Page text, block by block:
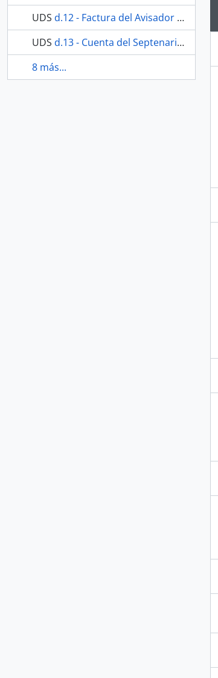
UDS d.12 - Factura del Avisador malagueño
UDS d.13 - Cuenta del Septenario de 1855.
8 más...